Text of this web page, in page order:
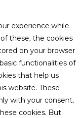
experience while
these, the cookies
on your browser
functionalities of
that help us
website. These
with your consent.
cookies. But